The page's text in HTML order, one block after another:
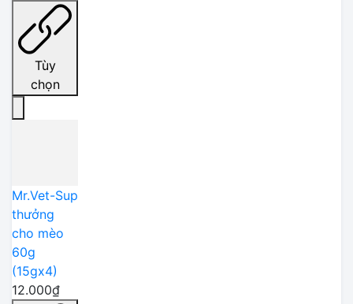
Tùy
chọn
Mr.Vet-Sup
thưởng
cho mèo
60g
(15gx4)
12.000₫